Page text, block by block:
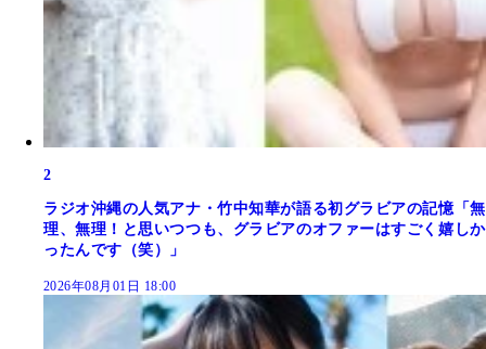
2
ラジオ沖縄の人気アナ・竹中知華が語る初グラビアの記憶「無
理、無理！と思いつつも、グラビアのオファーはすごく嬉しか
ったんです（笑）」
2026年08月01日 18:00